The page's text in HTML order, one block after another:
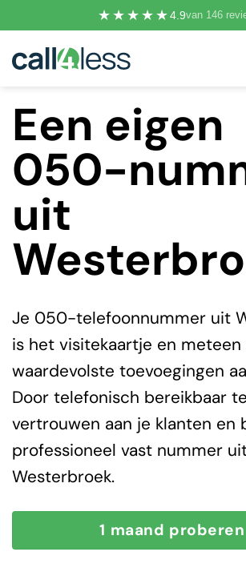
naar
inhoud
★★★★★4.9van 146
Een eigen
050-
uit
Je 050-telefoonnummer uit
is het visitekaartje en meteen
waardevolste toevoegingen
Door telefonisch bereikbaar
vertrouwen aan je klanten en
professioneel vast nummer
Westerbroek.
1 maand proberen